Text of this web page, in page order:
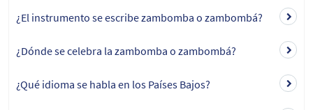
¿El instrumento se escribe zambomba o zambombá?
¿Dónde se celebra la zambomba o zambombá?
¿Qué idioma se habla en los Países Bajos?